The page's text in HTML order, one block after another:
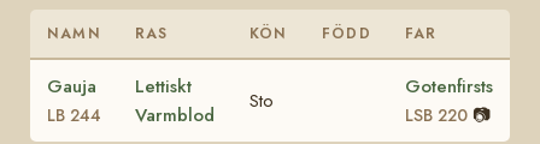
NAMN RAS KÖN FÖDD FAR
Gauja
LB 244
Lettiskt
Varmblod
Sto
Gotenfirsts
LSB 220 📷